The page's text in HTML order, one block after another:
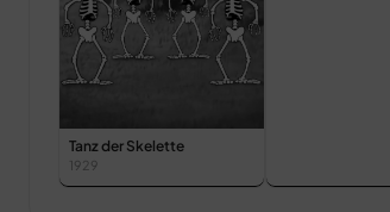
Tanz der Skelette
1929